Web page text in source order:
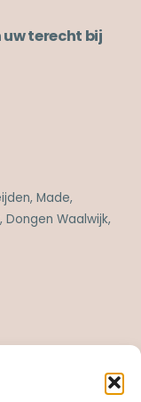
terecht bij
Made,
Waalwijk,